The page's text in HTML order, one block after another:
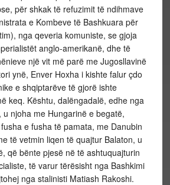
për shkak të refuzimit të ndihmave
e Kombeve të Bashkuara për
nga qeveria komuniste, se gjoja
anglo-amerikanë, dhe të
një vit më parë me Jugosllavinë
ynë, Enver Hoxha i kishte falur çdo
e shqiptarëve të gjorë ishte
keq. Kështu, dalëngadalë, edhe nga
u njoha me Hungarinë e begatë,
e fusha të pamata, me Danubin
të vetmin liqen të quajtur Balaton, u
që bënte pjesë në të ashtuquajturin
të varur tërësisht nga Bashkimi
nga stalinisti Matiash Rakoshi.